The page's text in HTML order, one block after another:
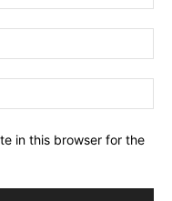
in this browser for the